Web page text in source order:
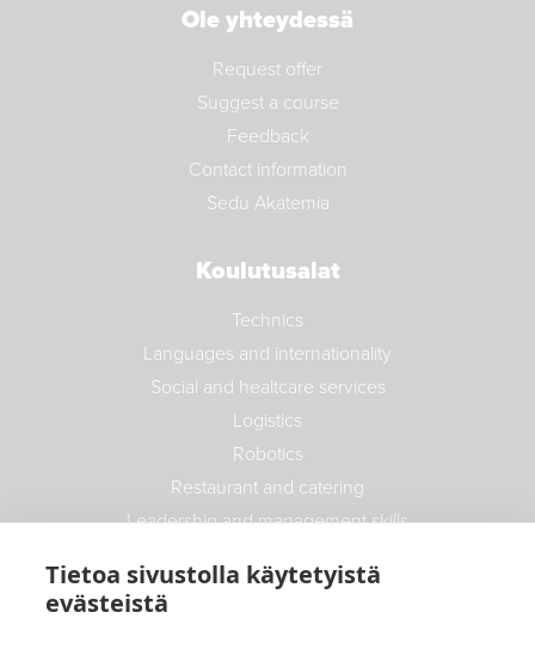
Koulutusalat
Technics
Languages and internationality
Social and healtcare services
Logistics
Robotics
Restaurant and catering
Leadership and management skills
Recruitment trainings
Real estate and construction
Ole yhteydessä
Request offer
Suggest a course
Feedback
Contact information
Sedu Akatemia
Tietoa sivustolla käytetyistä
evästeistä